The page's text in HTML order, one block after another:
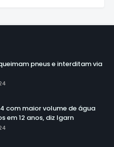
pneus e interditam via
com maior volume de água
em 12 anos, diz Igarn